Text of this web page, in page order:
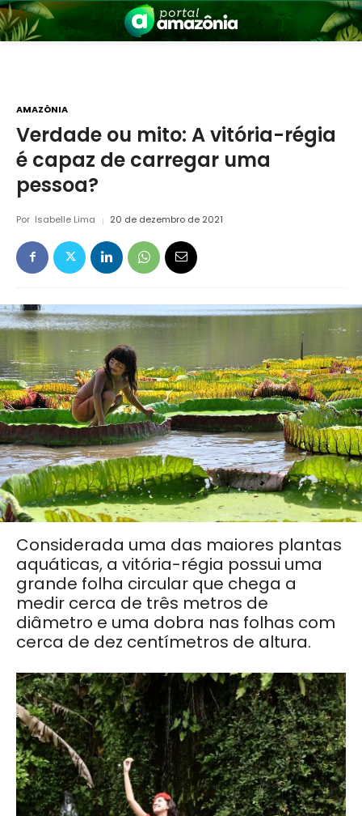
Amazônia
AMAZÔNIA
Verdade ou mito: A vitória-régia
é capaz de carregar uma
pessoa?
Por Isabelle Lima 20 de dezembro de 2021
Considerada uma das maiores plantas
aquáticas, a vitória-régia possui uma
grande folha circular que chega a
medir cerca de três metros de
diâmetro e uma dobra nas folhas com
cerca de dez centímetros de altura.